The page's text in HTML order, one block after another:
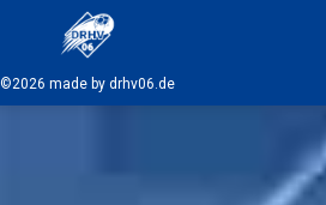
©2026 made by drhv06.de